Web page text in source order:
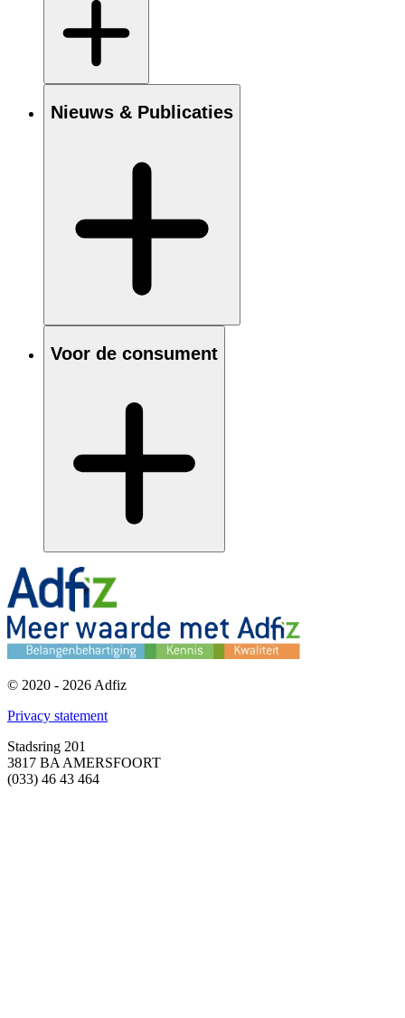
Nieuws & Publicaties
Voor de consument
© 2020 - 2026 Adfiz
Privacy statement
Stadsring 201
3817 BA AMERSFOORT
(033) 46 43 464